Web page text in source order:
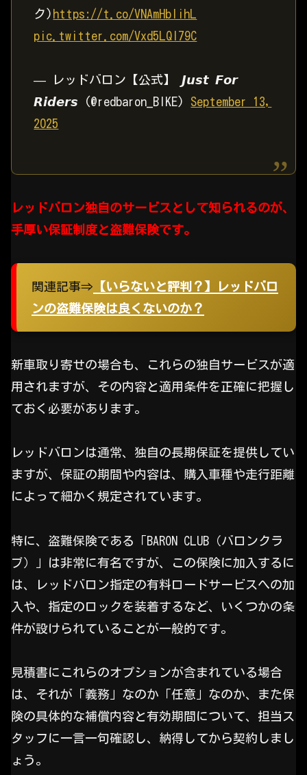
ク) https://t.co/VNAmHblihL
pic.twitter.com/Vxd5LQI79C
— レッドバロン【公式】 𝙅𝙪𝙨𝙩 𝙁𝙤𝙧
𝙍𝙞𝙙𝙚𝙧𝙨 (@redbaron_BIKE) September 13,
2025
レッドバロン独自のサービスとして知られるのが、
手厚い保証制度と盗難保険です。
関連記事⇒ 【いらないと評判？】レッドバロ
ンの盗難保険は良くないのか？
新車取り寄せの場合も、これらの独自サービスが適
用されますが、その内容と適用条件を正確に把握し
ておく必要があります。
レッドバロンは通常、独自の長期保証を提供してい
ますが、保証の期間や内容は、購入車種や走行距離
によって細かく規定されています。
特に、盗難保険である「BARON CLUB（バロンクラ
ブ）」は非常に有名ですが、この保険に加入するに
は、レッドバロン指定の有料ロードサービスへの加
入や、指定のロックを装着するなど、いくつかの条
件が設けられていることが一般的です。
見積書にこれらのオプションが含まれている場合
は、それが「義務」なのか「任意」なのか、また保
険の具体的な補償内容と有効期間について、担当ス
タッフに一言一句確認し、納得してから契約しまし
ょう。